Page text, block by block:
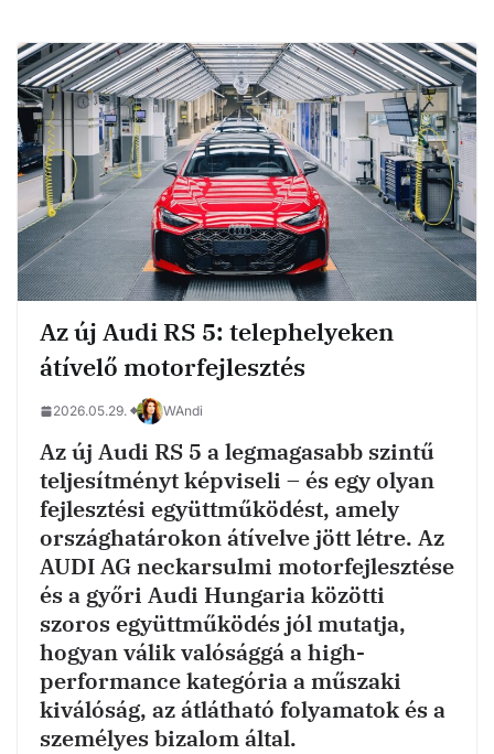
Az új Audi RS 5: telephelyeken
átívelő motorfejlesztés
2026.05.29. WAndi
Az új Audi RS 5 a legmagasabb szintű
teljesítményt képviseli – és egy olyan
fejlesztési együttműködést, amely
országhatárokon átívelve jött létre. Az
AUDI AG neckarsulmi motorfejlesztése
és a győri Audi Hungaria közötti
szoros együttműködés jól mutatja,
hogyan válik valósággá a high-
performance kategória a műszaki
kiválóság, az átlátható folyamatok és a
személyes bizalom által.